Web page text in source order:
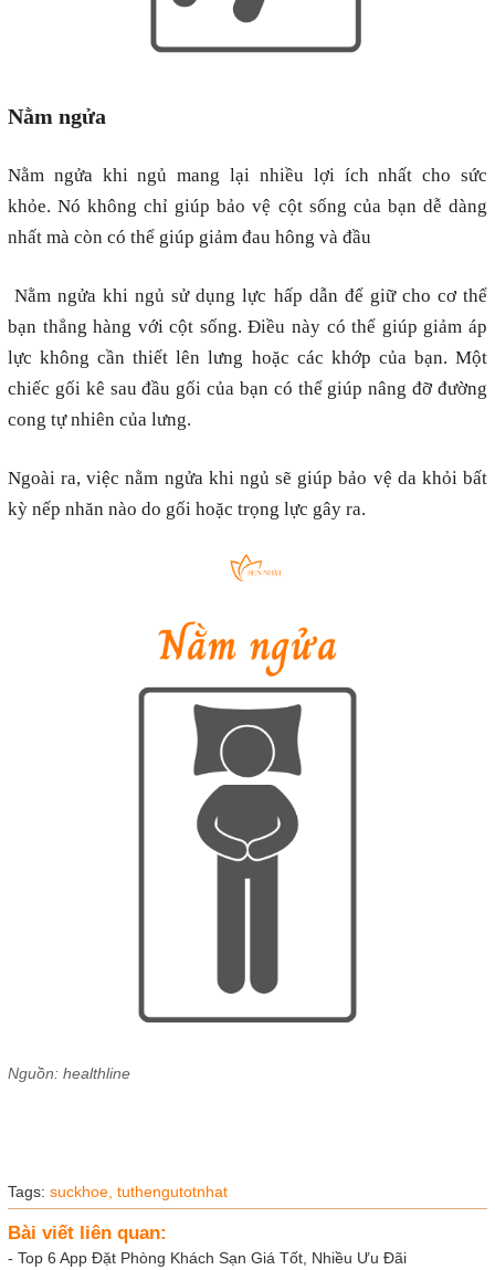
Nằm ngửa
Nằm ngửa khi ngủ mang lại nhiều lợi ích nhất cho sức
khỏe. Nó không chỉ giúp bảo vệ cột sống của bạn dễ dàng
nhất mà còn có thể giúp giảm đau hông và đầu
Nằm ngửa khi ngủ sử dụng lực hấp dẫn để giữ cho cơ thể
bạn thẳng hàng với cột sống. Điều này có thể giúp giảm áp
lực không cần thiết lên lưng hoặc các khớp của bạn. Một
chiếc gối kê sau đầu gối của bạn có thể giúp nâng đỡ đường
cong tự nhiên của lưng.
Ngoài ra, việc nằm ngửa khi ngủ sẽ giúp bảo vệ da khỏi bất
kỳ nếp nhăn nào do gối hoặc trọng lực gây ra.
Nguồn: healthline
Tags: suckhoe, tuthengutotnhat
Bài viết liên quan:
- Top 6 App Đặt Phòng Khách Sạn Giá Tốt, Nhiều Ưu Đãi